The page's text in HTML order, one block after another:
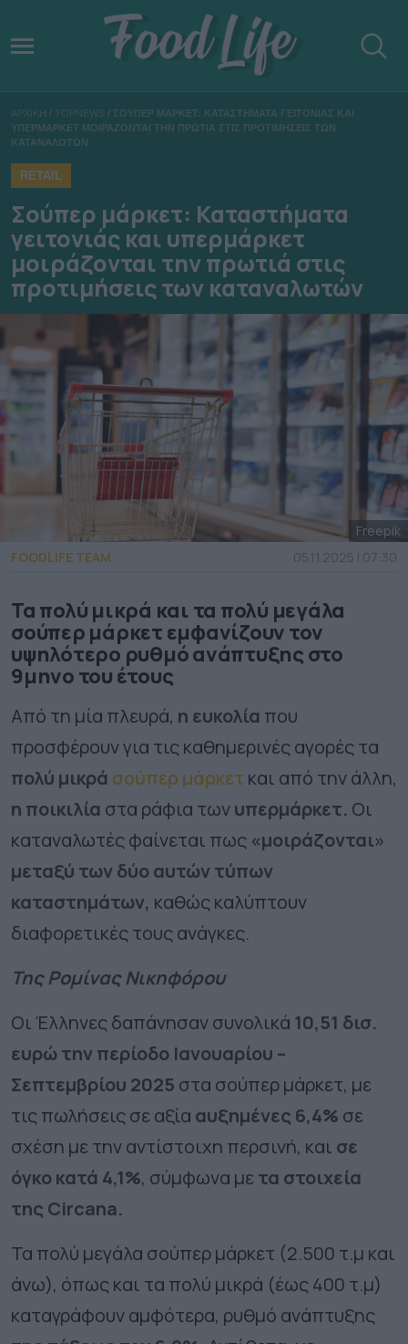
ΑΡΧΙΚΗ / TOPNEWS / ΣΟΥΠΕΡ ΜΑΡΚΕΤ: ΚΑΤΑΣΤΗΜΑΤΑ ΓΕΙΤΟΝΙΑΣ ΚΑΙ
ΥΠΕΡΜΑΡΚΕΤ ΜΟΙΡΑΖΟΝΤΑΙ ΤΗΝ ΠΡΩΤΙΑ ΣΤΙΣ ΠΡΟΤΙΜΗΣΕΙΣ ΤΩΝ
ΚΑΤΑΝΑΛΩΤΩΝ
RETAIL
Σούπερ μάρκετ: Καταστήματα
γειτονιάς και υπερμάρκετ
μοιράζονται την πρωτιά στις
προτιμήσεις των καταναλωτών
Freepik
FOODLIFE TEAM
05.11.2025 | 07:30
Τα πολύ μικρά και τα πολύ μεγάλα
σούπερ μάρκετ εμφανίζουν τον
υψηλότερο ρυθμό ανάπτυξης στο
9μηνο του έτους
Από τη μία πλευρά, η ευκολία που
προσφέρουν για τις καθημερινές αγορές τα
πολύ μικρά σούπερ μάρκετ και από την άλλη,
η ποικιλία στα ράφια τωνυπερμάρκετ. Οι
καταναλωτές φαίνεται πως «μοιράζονται»
μεταξύ των δύο αυτών τύπων
καταστημάτων, καθώς καλύπτουν
διαφορετικές τους ανάγκες.
Της Ρομίνας Νικηφόρου
Οι Έλληνες δαπάνησαν συνολικά 10,51 δισ.
ευρώ την περίοδο Ιανουαρίου –
Σεπτεμβρίου 2025 στα σούπερ μάρκετ, με
τις πωλήσεις σε αξία αυξημένες 6,4% σε
σχέση με την αντίστοιχη περσινή, και σε
όγκο κατά 4,1%, σύμφωνα μετα στοιχεία
της Circana.
Τα πολύ μεγάλα σούπερ μάρκετ (2.500 τ.μ και
άνω), όπως και τα πολύ μικρά (έως 400 τ.μ)
καταγράφουν αμφότερα, ρυθμό ανάπτυξης